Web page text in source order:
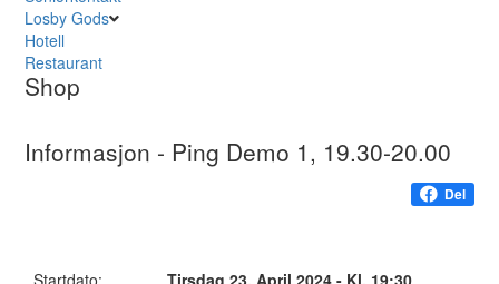
Losby Gods
Hotell
Restaurant
Shop
Informasjon - Ping Demo 1, 19.30-20.00
Del
Startdato:
Tirsdag 23. April 2024 - Kl. 19:30